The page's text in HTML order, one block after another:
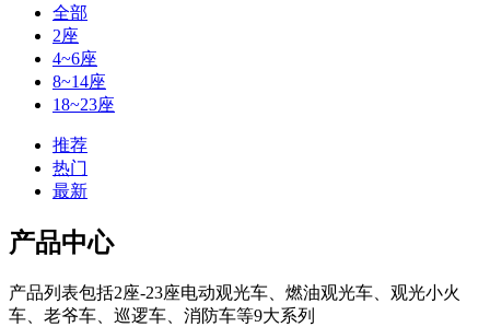
全部
2座
4~6座
8~14座
18~23座
推荐
热门
最新
产品中心
产品列表包括2座-23座电动观光车、燃油观光车、观光小火
车、老爷车、巡逻车、消防车等9大系列